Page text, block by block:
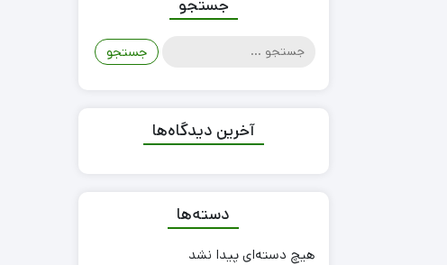
جستجو
جستجو
برای:
آخرین دیدگاه‌ها
دسته‌ها
هیچ دسته‌ای پیدا نشد